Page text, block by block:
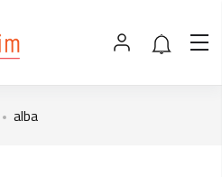
alba